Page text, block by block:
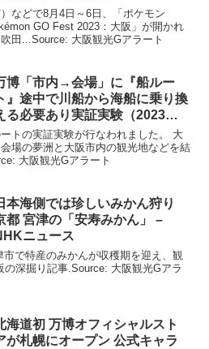
などで8月4日～6日、「ポケモン
GO Fest 2023：大阪」が開かれ
田...Source: 大阪観光Gアラート
博「市内→会場」に『船ルー
ト』途中で川船から海船に乗り換
る必要あり実証実験（2023年
…
トの実証実験が行なわれました。 大
場の夢洲と大阪市内の観光地などを結
大阪観光Gアラート
本海側では珍しいみかん狩り
都 宮津の「安寿みかん」 –
ニュース
で特産のみかんが収穫期を迎え、観
深掘り記事.Source: 大阪観光Gアラ
海道初 万博オフィシャルスト
が札幌にオープン 公式キャラ